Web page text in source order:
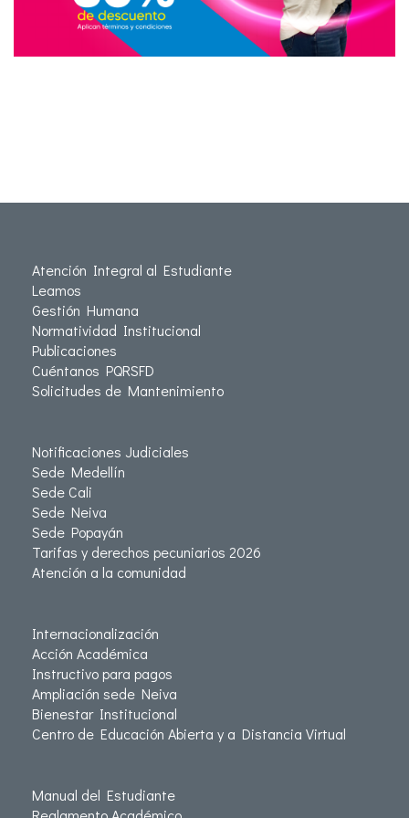
Atención Integral al Estudiante
Leamos
Gestión Humana
Normatividad Institucional
Publicaciones
Cuéntanos PQRSFD
Solicitudes de Mantenimiento
Notificaciones Judiciales
Sede Medellín
Sede Cali
Sede Neiva
Sede Popayán
Tarifas y derechos pecuniarios 2026
Atención a la comunidad
Internacionalización
Acción Académica
Instructivo para pagos
Ampliación sede Neiva
Bienestar Institucional
Centro de Educación Abierta y a Distancia Virtual
Manual del Estudiante